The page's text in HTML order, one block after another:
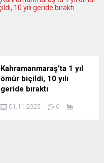
Kahramanmaraş’ta 1 yıl
ömür biçildi, 10 yılı
geride bıraktı
4'üncü evredeki tümör
01.11.2025 0